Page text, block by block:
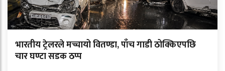
भारतीय ट्रेलरले मच्चायो वितण्डा, पाँच गाडी ठोक्किएपछि
चार घण्टा सडक ठप्प